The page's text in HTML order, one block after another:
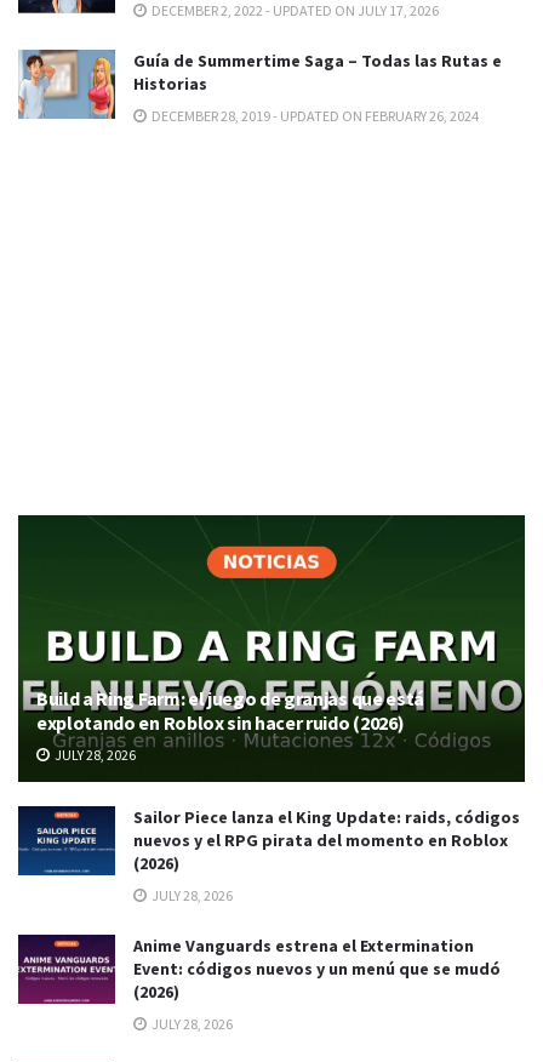
DECEMBER 2, 2022 - UPDATED ON JULY 17, 2026
Guía de Summertime Saga – Todas las Rutas e
Historias
DECEMBER 28, 2019 - UPDATED ON FEBRUARY 26, 2024
Build a Ring Farm: el juego de granjas que está
explotando en Roblox sin hacer ruido (2026)
JULY 28, 2026
Sailor Piece lanza el King Update: raids, códigos
nuevos y el RPG pirata del momento en Roblox
(2026)
JULY 28, 2026
Anime Vanguards estrena el Extermination
Event: códigos nuevos y un menú que se mudó
(2026)
JULY 28, 2026